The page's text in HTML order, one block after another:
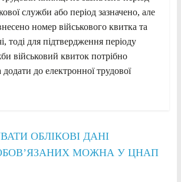
служби або період зазначено, але
номер військового квитка та
тоді для підтвердження періоду
військовий квиток потрібно
додати до електронної трудової
ОБЛІКОВІ ДАНІ
МОЖНА У ЦНАП